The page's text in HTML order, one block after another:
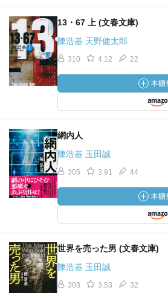
13・67 上 (文春文庫)
陳浩基 天野健太郎
310 4.12 22
網内人
陳浩基 玉田誠
305 3.91 44
世界を売った男 (文春文庫)
陳浩基 玉田誠
303 3.53 32